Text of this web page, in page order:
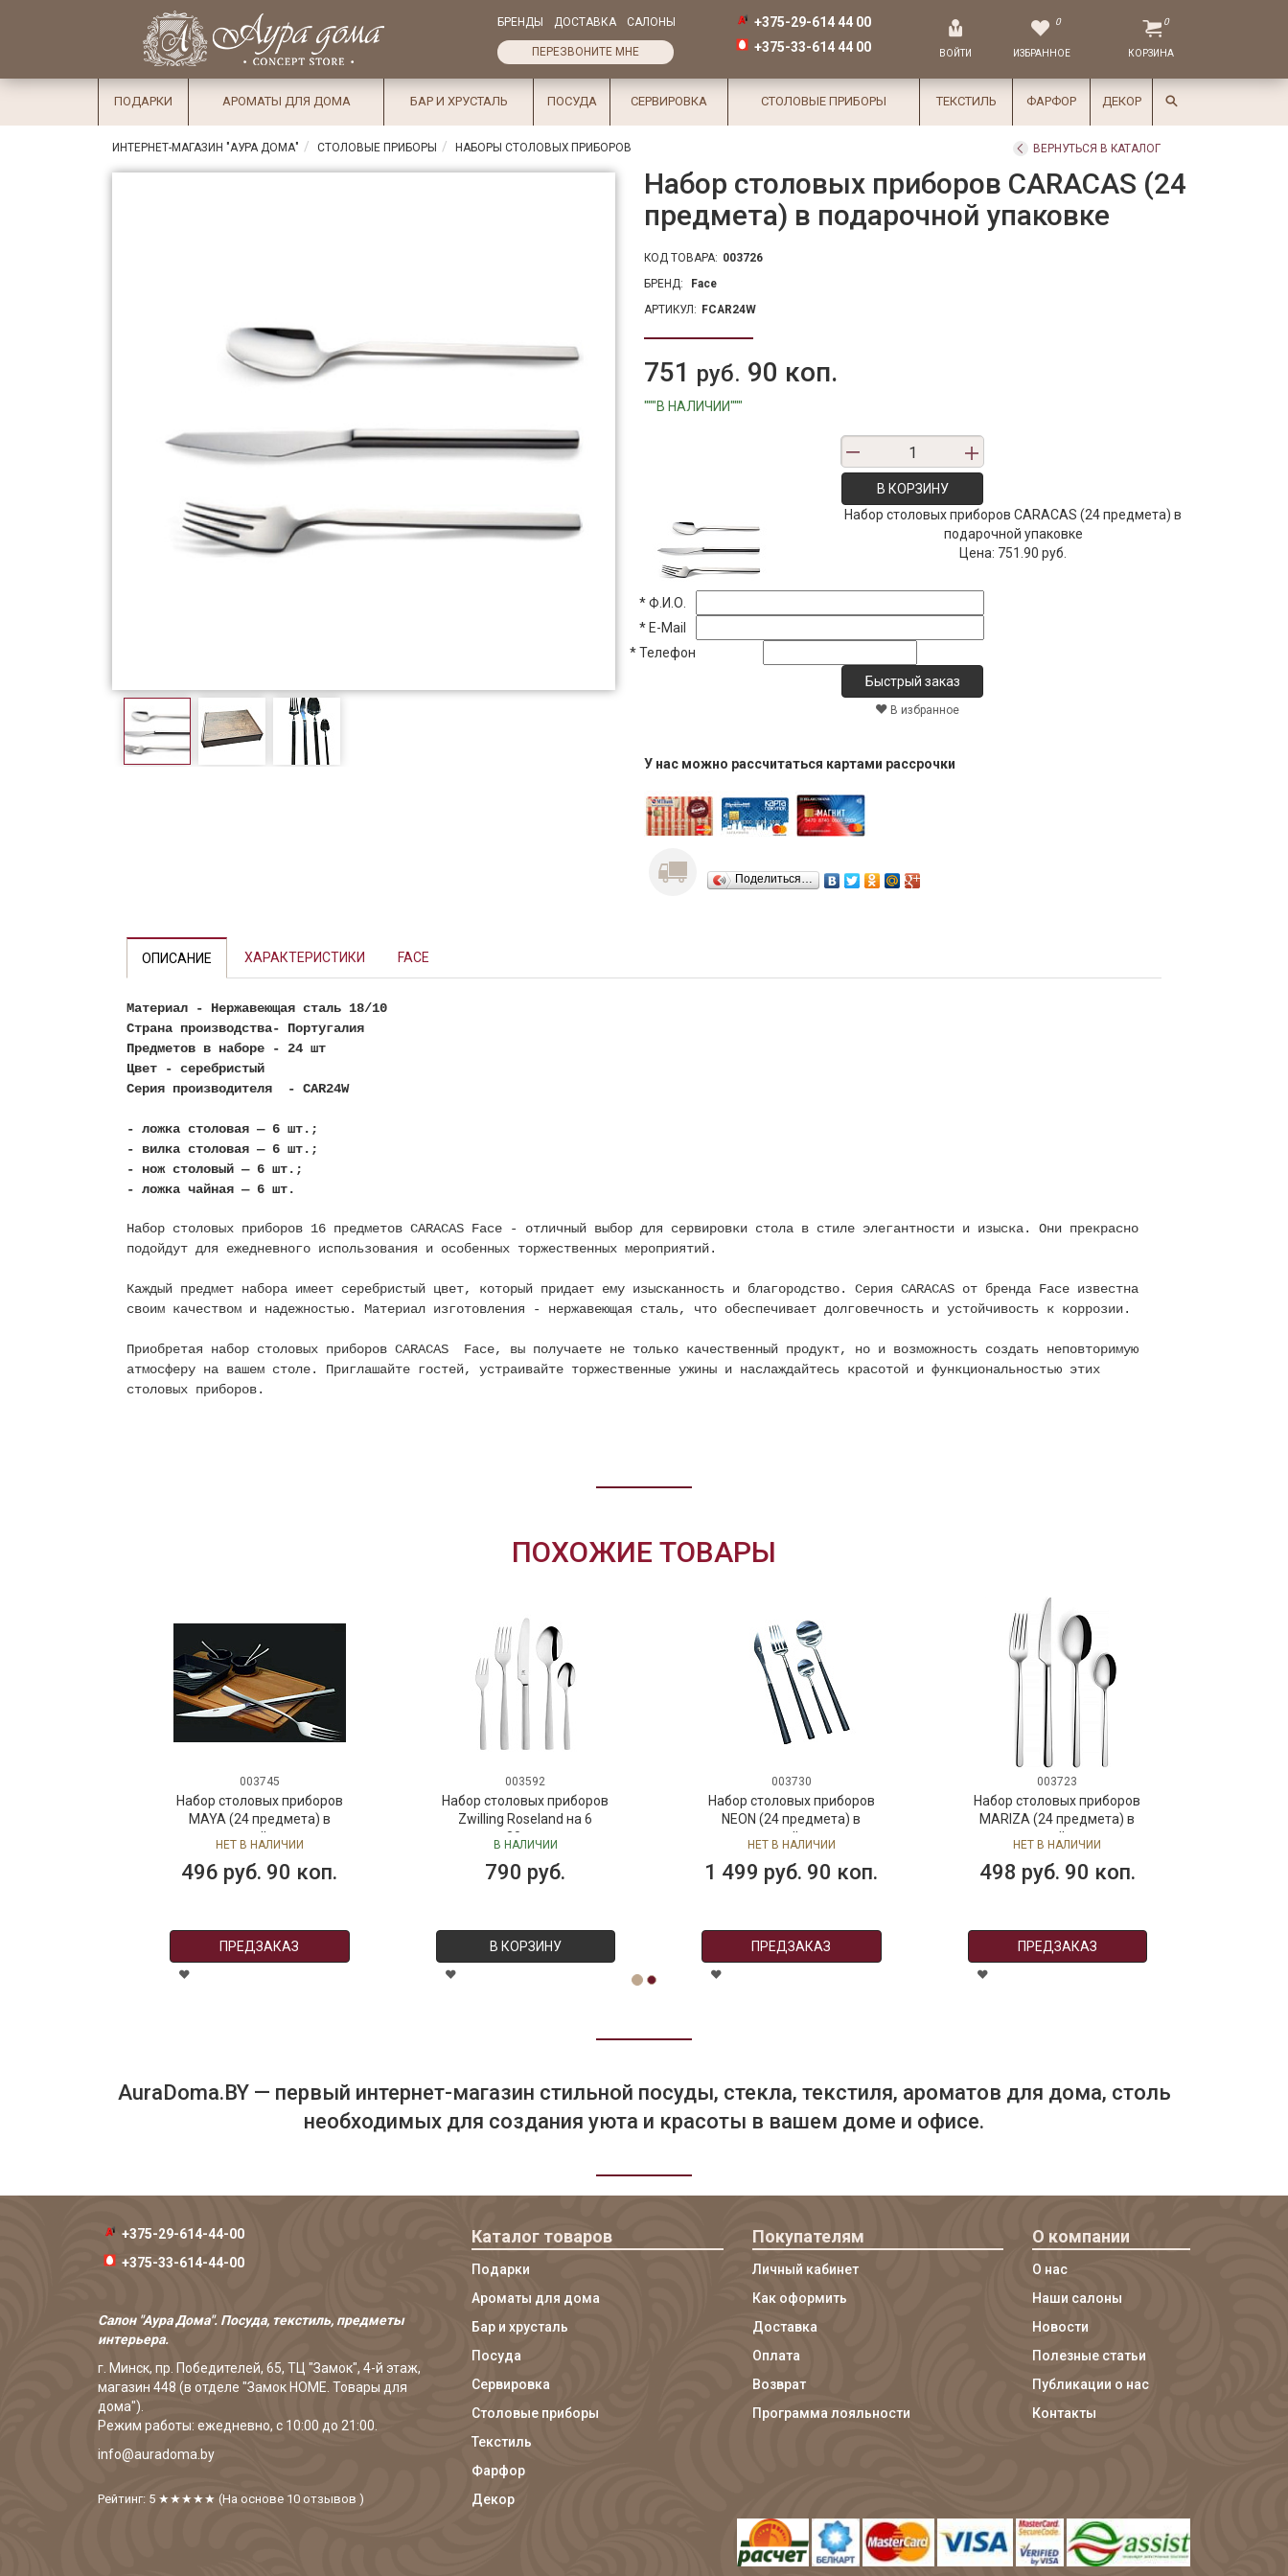
Избранное
×
СалоныДоставка
Оплата
Подарки
Ароматы
для дома
БРЕНДЫ ДОСТАВКА САЛОНЫ
ПЕРЕЗВОНИТЕ МНЕ
+375-29-614 44 00
+375-33-614 44 00
ВОЙТИ
0
ИЗБРАННОЕ
0
КОРЗИНА
ПОДАРКИ АРОМАТЫ ДЛЯ ДОМА БАР И ХРУСТАЛЬ ПОСУДА СЕРВИРОВКА СТОЛОВЫЕ ПРИБОРЫ ТЕКСТИЛЬ ФАРФОР ДЕКОР
ИНТЕРНЕТ-МАГАЗИН "АУРА ДОМА" СТОЛОВЫЕ ПРИБОРЫ НАБОРЫ СТОЛОВЫХ ПРИБОРОВ ВЕРНУТЬСЯ В КАТАЛОГ
Набор столовых приборов CARACAS (24
предмета) в подарочной упаковке
КОД ТОВАРА: 003726
БРЕНД:
Face
АРТИКУЛ: FCAR24W
751 руб. 90 коп.
"""В НАЛИЧИИ"""
В КОРЗИНУ
Набор столовых приборов CARACAS (24 предмета) в
подарочной упаковке
Цена: 751.90 руб.
*Ф.И.О.
* E-Mail
*Телефон
В избранное
У нас можно рассчитаться картами рассрочки
Поделиться…
ОПИСАНИЕ ХАРАКТЕРИСТИКИ FACE
Материал - Нержавеющая сталь 18/10
Страна производства- Португалия
Предметов в наборе - 24 шт
Цвет - серебристый
Серия производителя - CAR24W
- ложка столовая — 6 шт.;
- вилка столовая — 6 шт.;
- нож столовый — 6 шт.;
- ложка чайная — 6 шт.
Набор столовых приборов 16 предметов CARACAS Face - отличный выбор для сервировки стола в стиле элегантности и изыска. Они прекрасно
подойдут для ежедневного использования и особенных торжественных мероприятий.
Каждый предмет набора имеет серебристый цвет, который придает ему изысканность и благородство. Серия CARACAS от бренда Face известна
своим качеством и надежностью. Материал изготовления - нержавеющая сталь, что обеспечивает долговечность и устойчивость к коррозии.
Приобретая набор столовых приборов CARACAS Face, вы получаете не только качественный продукт, но и возможность создать неповторимую
атмосферу на вашем столе. Приглашайте гостей, устраивайте торжественные ужины и наслаждайтесь красотой и функциональностью этих
столовых приборов.
ПОХОЖИЕ ТОВАРЫ
003745
Набор столовых приборов
MAYA (24 предмета) в
подарочной упаковке
НЕТ В НАЛИЧИИ
496 руб. 90 коп.
ПРЕДЗАКАЗ
003592
Набор столовых приборов
Zwilling Roseland на 6
персон, 30 предметов
В НАЛИЧИИ
790 руб.
В КОРЗИНУ
003730
Набор столовых приборов
NEON (24 предмета) в
подарочной упаковке
НЕТ В НАЛИЧИИ
1 499 руб. 90 коп.
ПРЕДЗАКАЗ
003723
Набор столовых приборов
MARIZA (24 предмета) в
подарочной упаковке
НЕТ В НАЛИЧИИ
498 руб. 90 коп.
ПРЕДЗАКАЗ
AuraDoma.BY — первый интернет-магазин стильной посуды, стекла, текстиля, ароматов для дома, столь
необходимых для создания уюта и красоты в вашем доме и офисе.
+375-29-614-44-00
+375-33-614-44-00
Салон "Аура Дома". Посуда, текстиль, предметы
интерьера.
г. Минск, пр. Победителей, 65, ТЦ "Замок", 4-й этаж,
магазин 448 (в отделе "Замок HOME. Товары для
дома").
Режим работы: ежедневно, с 10:00 до 21:00.
info@auradoma.by
Рейтинг: 5 ★★★★★ (На основе 10 отзывов )
Каталог товаров
Подарки
Ароматы для дома
Бар и хрусталь
Посуда
Сервировка
Столовые приборы
Текстиль
Фарфор
Декор
Покупателям
Личный кабинет
Как оформить
Доставка
Оплата
Возврат
Программа лояльности
О компании
О нас
Наши салоны
Новости
Полезные статьи
Публикации о нас
Контакты